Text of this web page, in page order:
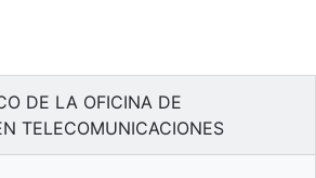
DE LA OFICINA DE
TELECOMUNICACIONES